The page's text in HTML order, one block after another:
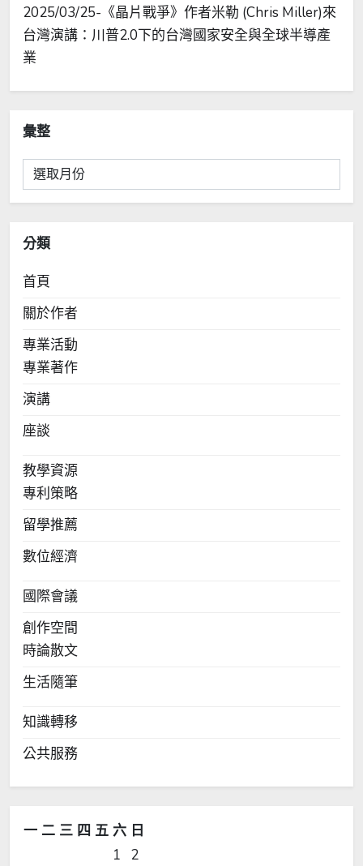
2025/03/25-《晶片戰爭》作者米勒 (Chris Miller)來
台灣演講：川普2.0下的台灣國家安全與全球半導產
業
彙整
彙
整
分類
首頁
關於作者
專業活動
專業著作
演講
座談
教學資源
專利策略
留學推薦
數位經濟
國際會議
創作空間
時論散文
生活隨筆
知識轉移
公共服務
一 二 三 四 五 六 日
1
2